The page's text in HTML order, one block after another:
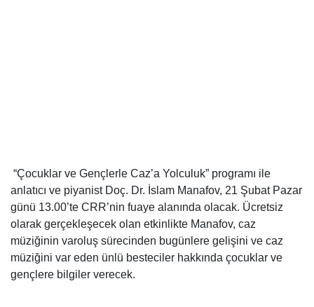
“Çocuklar ve Gençlerle Caz’a Yolculuk” programı ile
anlatıcı ve piyanist Doç. Dr. İslam Manafov, 21 Şubat Pazar
günü 13.00’te CRR’nin fuaye alanında olacak. Ücretsiz
olarak gerçekleşecek olan etkinlikte Manafov, caz
müziğinin varoluş sürecinden bugünlere gelişini ve caz
müziğini var eden ünlü besteciler hakkında çocuklar ve
gençlere bilgiler verecek.